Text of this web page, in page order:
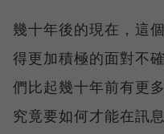
幾十年後的現在，這
得更加積極的面對不
們比起幾十年前有更
究竟要如何才能在訊